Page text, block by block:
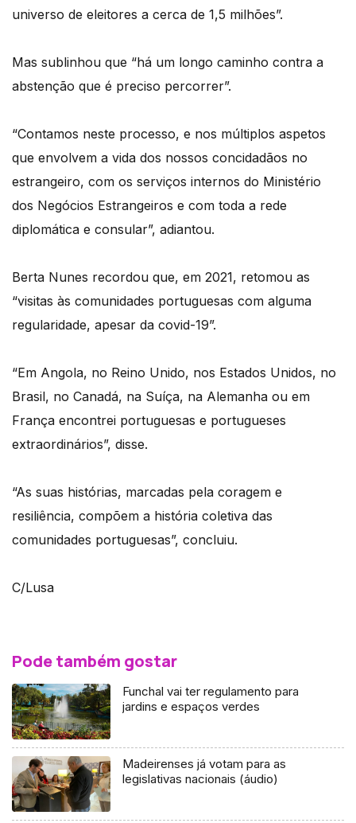
universo de eleitores a cerca de 1,5 milhões”.
Mas sublinhou que “há um longo caminho contra a
abstenção que é preciso percorrer”.
“Contamos neste processo, e nos múltiplos aspetos
que envolvem a vida dos nossos concidadãos no
estrangeiro, com os serviços internos do Ministério
dos Negócios Estrangeiros e com toda a rede
diplomática e consular”, adiantou.
Berta Nunes recordou que, em 2021, retomou as
“visitas às comunidades portuguesas com alguma
regularidade, apesar da covid-19”.
“Em Angola, no Reino Unido, nos Estados Unidos, no
Brasil, no Canadá, na Suíça, na Alemanha ou em
França encontrei portuguesas e portugueses
extraordinários”, disse.
“As suas histórias, marcadas pela coragem e
resiliência, compõem a história coletiva das
comunidades portuguesas”, concluiu.
C/Lusa
Pode também gostar
Funchal vai ter regulamento para
jardins e espaços verdes
Madeirenses já votam para as
legislativas nacionais (áudio)